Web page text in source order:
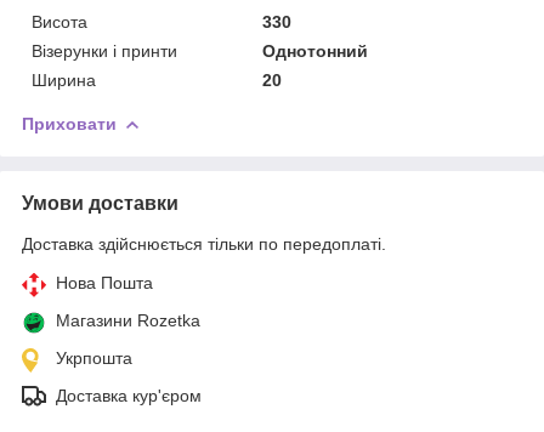
Висота
330
Візерунки і принти
Однотонний
Ширина
20
Приховати
Умови доставки
Доставка здійснюється тільки по передоплаті.
Нова Пошта
Магазини Rozetka
Укрпошта
Доставка кур'єром